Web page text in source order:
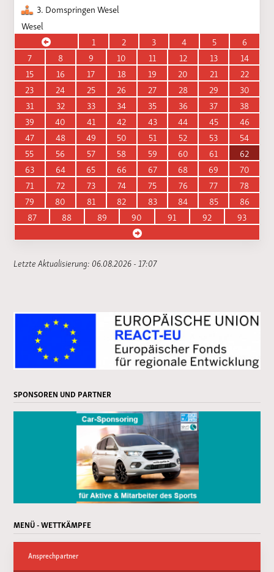
3. Domspringen Wesel
Wesel
1
2 3 4 5
6
7
8 9 10 11 12 13
14
15
16 17 18 19 20 21
22
23
24 25 26 27 28 29
30
31
32 33 34 35 36 37
38
39
40 41 42 43 44 45
46
47
48 49 50 51 52 53
54
55
56 57 58 59 60 61
62
63
64 65 66 67 68 69
70
71
72 73 74 75 76 77
78
79
80 81 82 83 84 85
86
87
88 89 90 91 92 93
Letzte Aktualisierung: 06.08.2026 - 17:07
SPONSOREN UND PARTNER
MENÜ - WETTKÄMPFE
Ansprechpartner